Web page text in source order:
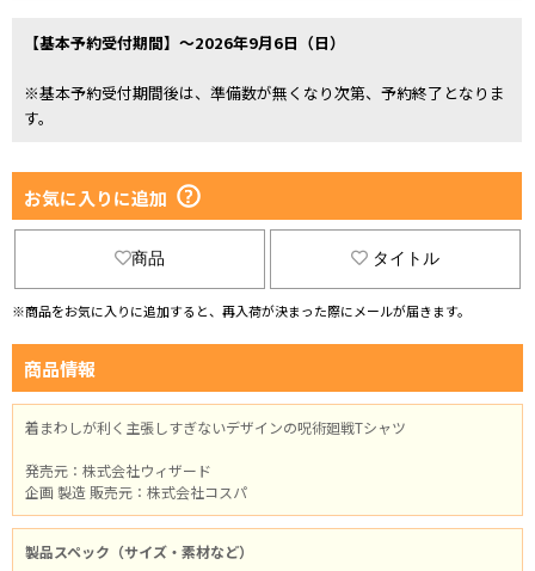
【基本予約受付期間】～2026年9月6日（日）
※基本予約受付期間後は、準備数が無くなり次第、予約終了となりま
す。
お気に入りに追加
商品 タイトル
※商品をお気に入りに追加すると、再入荷が決まった際にメールが届きます。
商品情報
着まわしが利く主張しすぎないデザインの呪術廻戦Tシャツ
発売元：株式会社ウィザード
企画 製造 販売元：株式会社コスパ
製品スペック（サイズ・素材など）